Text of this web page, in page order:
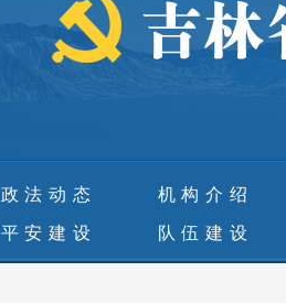
政法动态 机构介绍
平安建设 队伍建设